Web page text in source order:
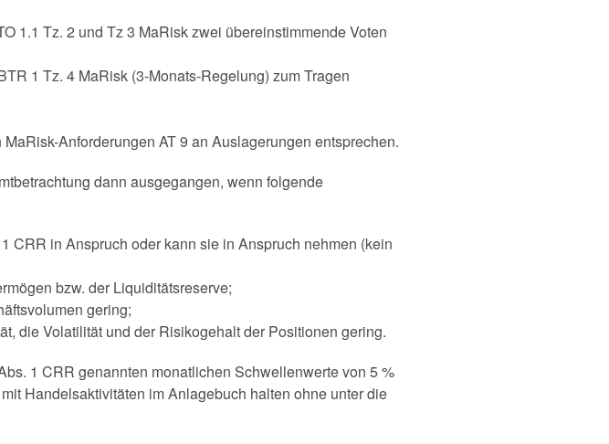
1.1 Tz. 2 und Tz 3 MaRisk zwei übereinstimmende Voten
1 Tz. 4 MaRisk (3-Monats-Regelung) zum Tragen
Anforderungen AT 9 an Auslagerungen entsprechen.
dann ausgegangen, wenn folgende
CRR in Anspruch oder kann sie in Anspruch nehmen (kein
bzw. der Liquiditätsreserve;
gering;
die Volatilität und der Risikogehalt der Positionen gering.
1 CRR genannten monatlichen Schwellenwerte von 5 %
Handelsaktivitäten im Anlagebuch halten ohne unter die